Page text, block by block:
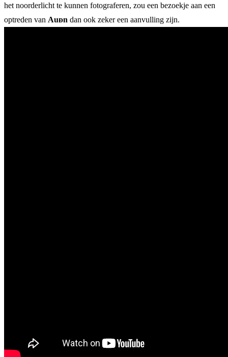
het noorderlicht te kunnen fotograferen, zou een bezoekje aan een
optreden van Auᴆn dan ook zeker een aanvulling zijn.